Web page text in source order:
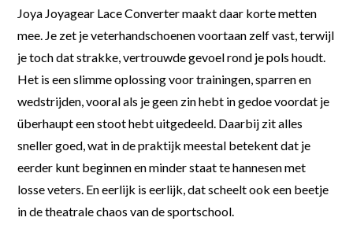
Joya Joyagear Lace Converter maakt daar korte metten
mee. Je zet je veterhandschoenen voortaan zelf vast, terwijl
je toch dat strakke, vertrouwde gevoel rond je pols houdt.
Het is een slimme oplossing voor trainingen, sparren en
wedstrijden, vooral als je geen zin hebt in gedoe voordat je
überhaupt een stoot hebt uitgedeeld. Daarbij zit alles
sneller goed, wat in de praktijk meestal betekent dat je
eerder kunt beginnen en minder staat te hannesen met
losse veters. En eerlijk is eerlijk, dat scheelt ook een beetje
in de theatrale chaos van de sportschool.